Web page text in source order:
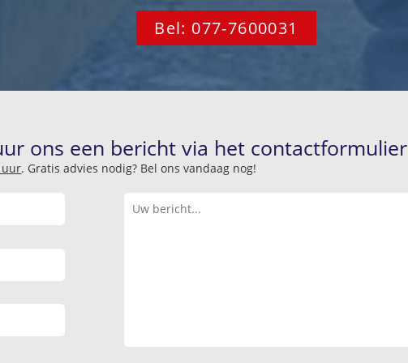
Bel: 077-7600031
ons een bericht via het
uur. Gratis advies nodig? Bel ons vandaag nog!